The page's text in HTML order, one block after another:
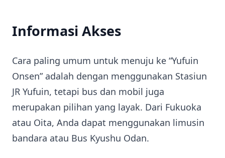
Informasi Akses
Cara paling umum untuk menuju ke “Yufuin
Onsen” adalah dengan menggunakan Stasiun
JR Yufuin, tetapi bus dan mobil juga
merupakan pilihan yang layak. Dari Fukuoka
atau Oita, Anda dapat menggunakan limusin
bandara atau Bus Kyushu Odan.